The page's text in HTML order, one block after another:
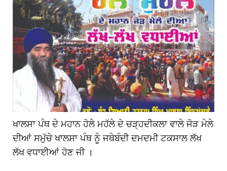
ਖਾਲਸਾ ਪੰਥ ਦੇ ਮਹਾਨ ਹੋਲੇ ਮਹੱਲੇ ਦੇ ਚੜ੍ਹਦੀਕਲਾ ਵਾਲੇ ਜੋੜ ਮੇਲੇ
ਦੀਆਂ ਸਮੁੱਚੇ ਖਾਲਸਾ ਪੰਥ ਨੂੰ ਜਥੇਬੰਦੀ ਦਮਦਮੀ ਟਕਸਾਲ ਲੱਖ
ਲੱਖ ਵਧਾਈਆਂ ਹੋਣ ਜੀ ।